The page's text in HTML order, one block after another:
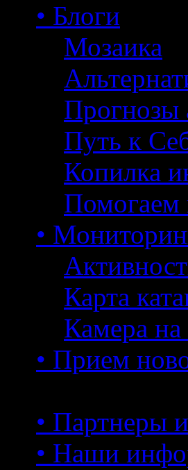
• Блоги
Мозаика
Прогнозы
Путь к
Копилка
Помогаем
•
Карта
Камера
• Прием
• Партнеры
• Наши